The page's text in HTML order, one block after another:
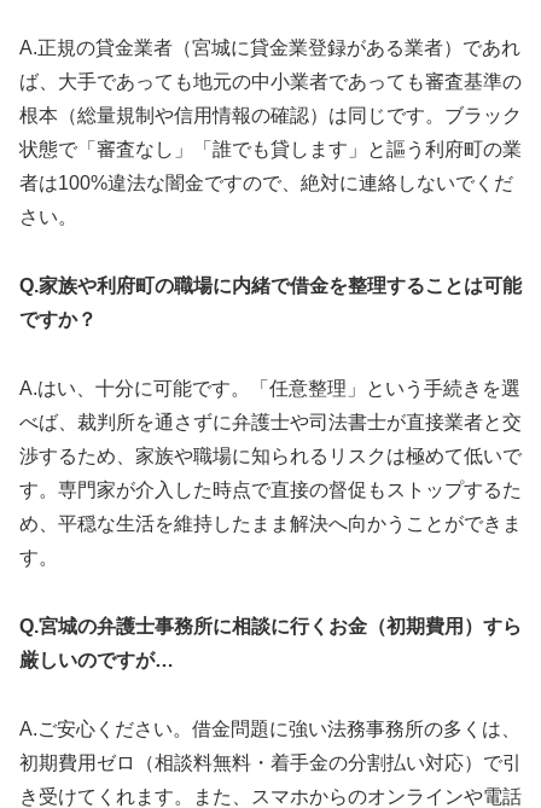
A.正規の貸金業者（宮城に貸金業登録がある業者）であれ
ば、大手であっても地元の中小業者であっても審査基準の
根本（総量規制や信用情報の確認）は同じです。ブラック
状態で「審査なし」「誰でも貸します」と謳う利府町の業
者は100%違法な闇金ですので、絶対に連絡しないでくだ
さい。
Q.家族や利府町の職場に内緒で借金を整理することは可能
ですか？
A.はい、十分に可能です。「任意整理」という手続きを選
べば、裁判所を通さずに弁護士や司法書士が直接業者と交
渉するため、家族や職場に知られるリスクは極めて低いで
す。専門家が介入した時点で直接の督促もストップするた
め、平穏な生活を維持したまま解決へ向かうことができま
す。
Q.宮城の弁護士事務所に相談に行くお金（初期費用）すら
厳しいのですが…
A.ご安心ください。借金問題に強い法務事務所の多くは、
初期費用ゼロ（相談料無料・着手金の分割払い対応）で引
き受けてくれます。また、スマホからのオンラインや電話